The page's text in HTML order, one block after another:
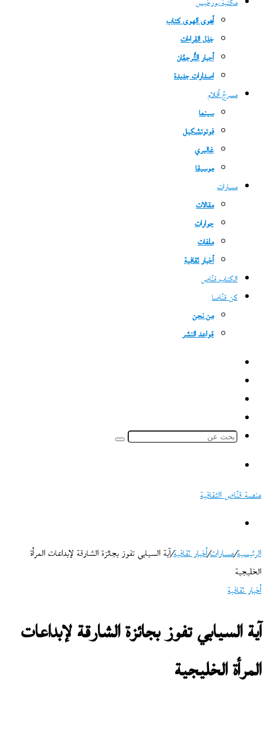
أهوى الهوى كتاب
جَدَل القراءات
أحبار التُّرجمُان
اصدارات جديدة
مسرحُ أفلام
سينما
فوتوتشكيل
غاليري
موسيقا
مسارات
مقالات
حوارات
ملفات
أخبار ثقافية
الكتاب قنّاص
كن قنّاصا
من نحن
قواعد النشر
الموقع
منصة قنّاص الثقافية
الرئيسية/مسارات/أخبار ثقافية/آية السيابي تفوز بجائزة الشارقة لإبداعات المرأة
الخليجية
أخبار ثقافية
آية السيابي تفوز بجائزة الشارقة لإبداعات
المرأة الخليجية